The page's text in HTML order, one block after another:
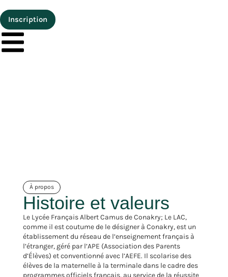
Inscription
À propos
Histoire et valeurs
Le Lycée Français Albert Camus de Conakry; Le LAC,
comme il est coutume de le désigner à Conakry, est un
établissement du réseau de l’enseignement français à
l’étranger, géré par l’APE (Association des Parents
d’Élèves) et conventionné avec l’AEFE. Il scolarise des
élèves de la maternelle à la terminale dans le cadre des